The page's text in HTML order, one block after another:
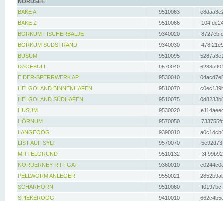
NORDSEE
BAKE A
9510063
BAKE Z
9510066
BORKUM FISCHERBALJE
9340020
BORKUM SÜDSTRAND
9340030
BÜSUM
9510095
DAGEBÜLL
9570040
EIDER-SPERRWERK AP
9530010
HELGOLAND BINNENHAFEN
9510070
HELGOLAND SÜDHAFEN
9510075
HUSUM
9530020
HÖRNUM
9570050
LANGEOOG
9390010
LIST AUF SYLT
9570070
MITTELGRUND
9510132
NORDERNEY RIFFGAT
9360010
PELLWORM ANLEGER
9550021
SCHARHÖRN
9510060
SPIEKEROOG
9410010